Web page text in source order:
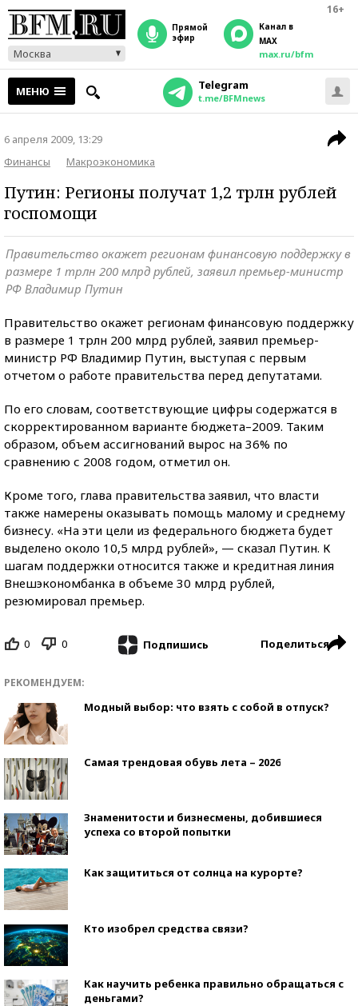
16+
Москва
прямой
эфир
Канал в
MAX
max.ru/bfm
МЕНЮ Telegram
t.me/BFMnews
6 апреля 2009, 13:29
Финансы
Макроэкономика
Путин: Регионы получат 1,2 трлн рублей
госпомощи
Правительство окажет регионам финансовую поддержку в
размере 1 трлн 200 млрд рублей, заявил премьер-министр
РФ Владимир Путин
Правительство окажет регионам финансовую поддержку
в размере 1 трлн 200 млрд рублей, заявил премьер-
министр РФ Владимир Путин, выступая с первым
отчетом о работе правительства перед депутатами.
По его словам, соответствующие цифры содержатся в
скорректированном варианте бюджета–2009. Таким
образом, объем ассигнований вырос на 36% по
сравнению с 2008 годом, отметил он.
Кроме того, глава правительства заявил, что власти
также намерены оказывать помощь малому и среднему
бизнесу. «На эти цели из федерального бюджета будет
выделено около 10,5 млрд рублей», — сказал Путин. К
шагам поддержки относится также и кредитная линия
Внешэкономбанка в объеме 30 млрд рублей,
резюмировал премьер.
0 0 Подпишись Поделиться
РЕКОМЕНДУЕМ:
Модный выбор: что взять с собой в отпуск?
Самая трендовая обувь лета – 2026
Знаменитости и бизнесмены, добившиеся
успеха со второй попытки
Как защититься от солнца на курорте?
Кто изобрел средства связи?
Как научить ребенка правильно обращаться с
деньгами?